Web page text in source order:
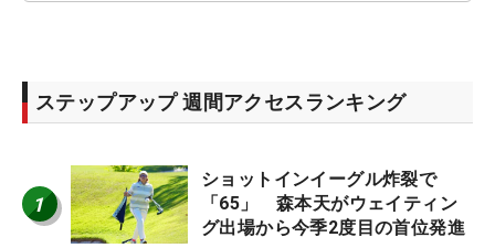
ステップアップ 週間アクセスランキング
1
ショットインイーグル炸裂で
「65」 森本天がウェイティン
グ出場から今季2度目の首位発進